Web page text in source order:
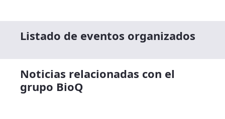
Listado de eventos organizados
Noticias relacionadas con el
grupo BioQ